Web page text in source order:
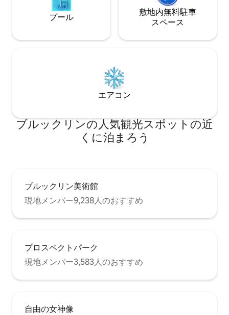
プール
敷地内無料駐⁠車
ス⁠ペ⁠ー⁠ス
エアコン
ブルックリンの人気観光スポットの近
くに泊まろう
ブルックリン美術館
現地メンバー9,238人のおすすめ
プロスペクトパーク
現地メンバー3,583人のおすすめ
自由の女神像